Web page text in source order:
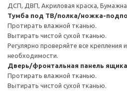
ДСП, ДВП, Акриловая краска,
Тумба под ТВ/полка/ножка-
Протирать влажной тканью.
Вытирать чистой сухой тканью.
Регулярно проверяйте все крепления
необходимости.
Дверь/фронтальная панель ящика
Протирать влажной тканью.
Вытирать чистой сухой тканью.